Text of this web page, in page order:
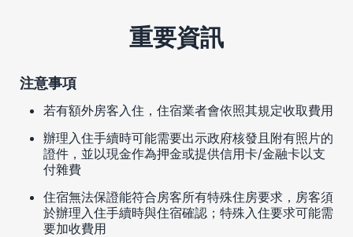
重要資訊
注意事項
若有額外房客入住，住宿業者會依照其規定收取費用
辦理入住手續時可能需要出示政府核發且附有照片的
證件，並以現金作為押金或提供信用卡/金融卡以支
付雜費
住宿無法保證能符合房客所有特殊住房要求，房客須
於辦理入住手續時與住宿確認；特殊入住要求可能需
要加收費用